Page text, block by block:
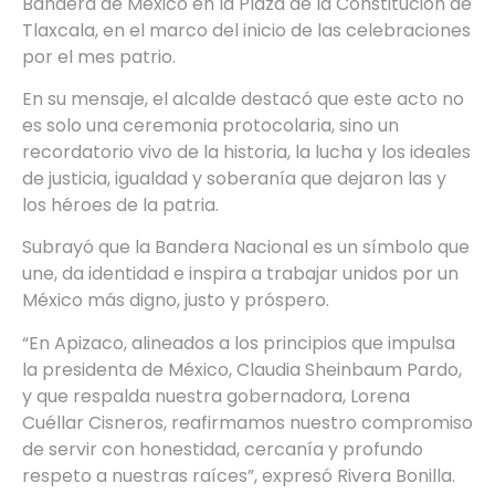
Tlaxcala, en el marco del inicio de las celebraciones
por el mes patrio.
En su mensaje, el alcalde destacó que este acto no
es solo una ceremonia protocolaria, sino un
recordatorio vivo de la historia, la lucha y los ideales
de justicia, igualdad y soberanía que dejaron las y
los héroes de la patria.
Subrayó que la Bandera Nacional es un símbolo que
une, da identidad e inspira a trabajar unidos por un
México más digno, justo y próspero.
“En Apizaco, alineados a los principios que impulsa
la presidenta de México, Claudia Sheinbaum Pardo,
y que respalda nuestra gobernadora, Lorena
Cuéllar Cisneros, reafirmamos nuestro compromiso
de servir con honestidad, cercanía y profundo
respeto a nuestras raíces”, expresó Rivera Bonilla.